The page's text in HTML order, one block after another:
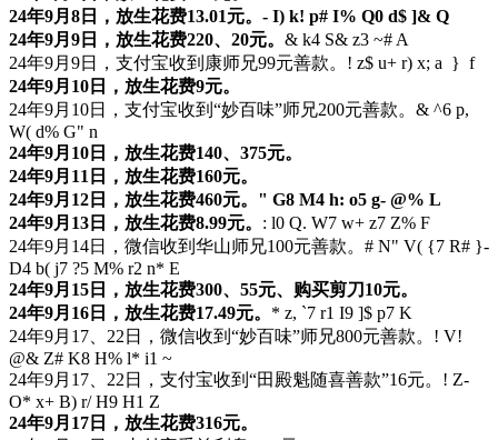
24年9月8日，放生花费13.01元。 - I) k! p# I% Q0 d$ ]& Q
24年9月9日，放生花费220、20元。 & k4 S& z3 ~# A
24年9月9日，支付宝收到康师兄99元善款。 ! z$ u+ r) x; a } f
24年9月10日，放生花费9元。
24年9月10日，支付宝收到“妙百味”师兄200元善款。 & ^6 p,
W( d% G" n
24年9月10日，放生花费140、375元。
24年9月11日，放生花费160元。
24年9月12日，放生花费460元。 " G8 M4 h: o5 g- @% L
24年9月13日，放生花费8.99元。 : l0 Q. W7 w+ z7 Z% F
24年9月14日，微信收到华山师兄100元善款。 # N" V( {7 R# }-
D4 b( j7 ?5 M% r2 n* E
24年9月15日，放生花费300、55元、购买剪刀10元。
24年9月16日，放生花费17.49元。 * z, `7 r1 I9 ]$ p7 K
24年9月17、22日，微信收到“妙百味”师兄800元善款。 ! V!
@& Z# K8 H% l* i1 ~
24年9月17、22日，支付宝收到“田殿魁随喜善款”16元。 ! Z-
O* x+ B) r/ H9 H1 Z
24年9月17日，放生花费316元。